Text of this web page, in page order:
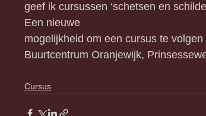
geef ik cursussen ‘schetsen en
Een nieuwe
mogelijkheid om een cursus te volgen
Buurtcentrum Oranjewijk,
Cursus